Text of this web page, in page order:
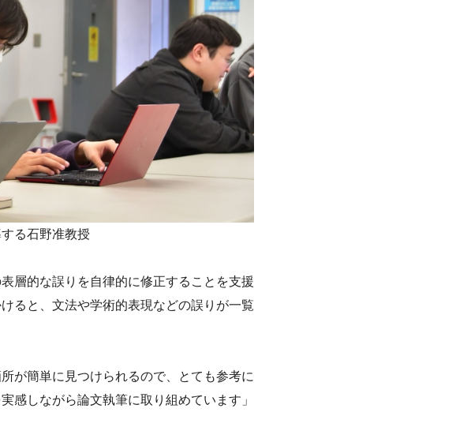
る石野准教授
層的な誤りを自律的に修正することを支援
ると、文法や学術的表現などの誤りが一覧
が簡単に見つけられるので、とても参考に
感しながら論文執筆に取り組めています」